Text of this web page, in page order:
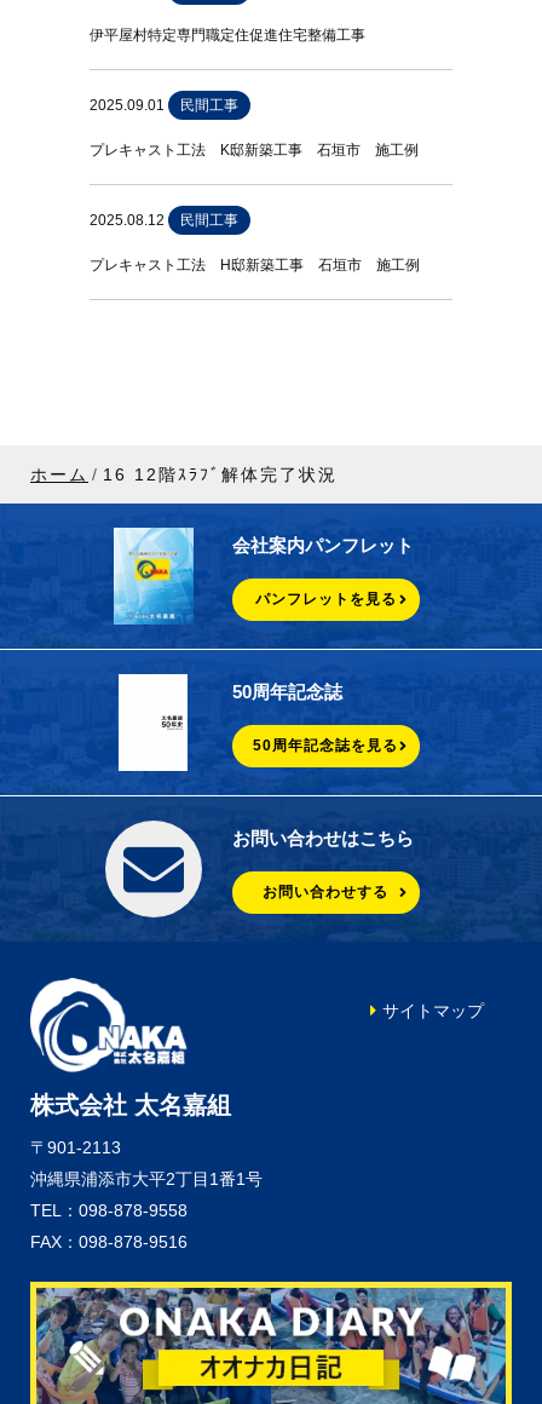
伊平屋村特定専門職定住促進住宅整備工事
2025.09.01 民間工事
プレキャスト工法 K邸新築工事 石垣市 施工例
2025.08.12 民間工事
プレキャスト工法 H邸新築工事 石垣市 施工例
ホーム 16 12階ｽﾗﾌﾞ解体完了状況
会社案内パンフレット
パンフレットを見る
50周年記念誌
50周年記念誌を見る
お問い合わせはこちら
お問い合わせする
株式会社 太名嘉組
〒901-2113
沖縄県浦添市大平2丁目1番1号
TEL：098-878-9558
FAX：098-878-9516
サイトマップ